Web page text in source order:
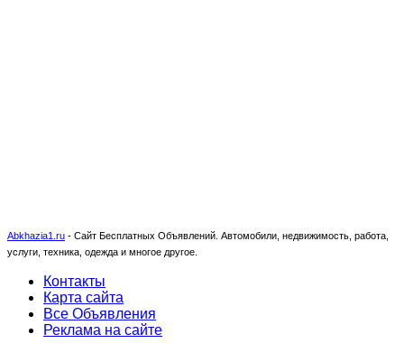
Abkhazia1.ru - Сайт Бесплатных Объявлений. Автомобили, недвижимость, работа,
услуги, техника, одежда и многое другое.
Контакты
Карта сайта
Все Объявления
Реклама на сайте